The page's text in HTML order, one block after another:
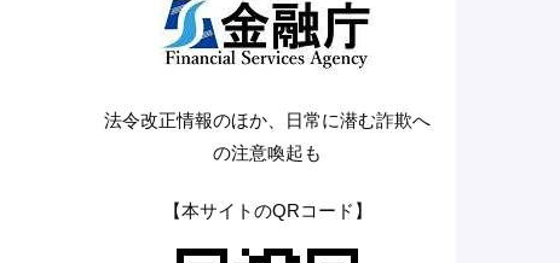
法令改正情報のほか、日常に潜む詐欺へ
の注意喚起も
【本サイトのQRコード】